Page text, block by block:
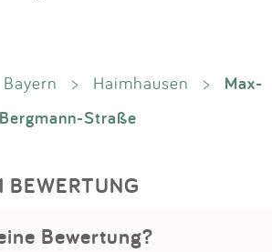
Bayern > Haimhausen >
Max-
Bergmann-Straße
BEWERTUNG
Bewertung?